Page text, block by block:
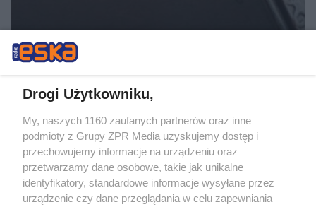
SPRAWDZONE SPOSOBY
Twoja biżuteria pociemniała? Włóż
o tym problemie. Sposób na
pociemniałą biżuterię
Drogi Użytkowniku,
My, naszych 1160 zaufanych partnerów oraz inne
podmioty z Grupy ZPR Media uzyskujemy dostęp i
przechowujemy informacje na urządzeniu oraz
przetwarzamy dane osobowe, takie jak unikalne
identyfikatory, standardowe informacje wysyłane przez
urządzenie czy dane przeglądania w celu zapewniania